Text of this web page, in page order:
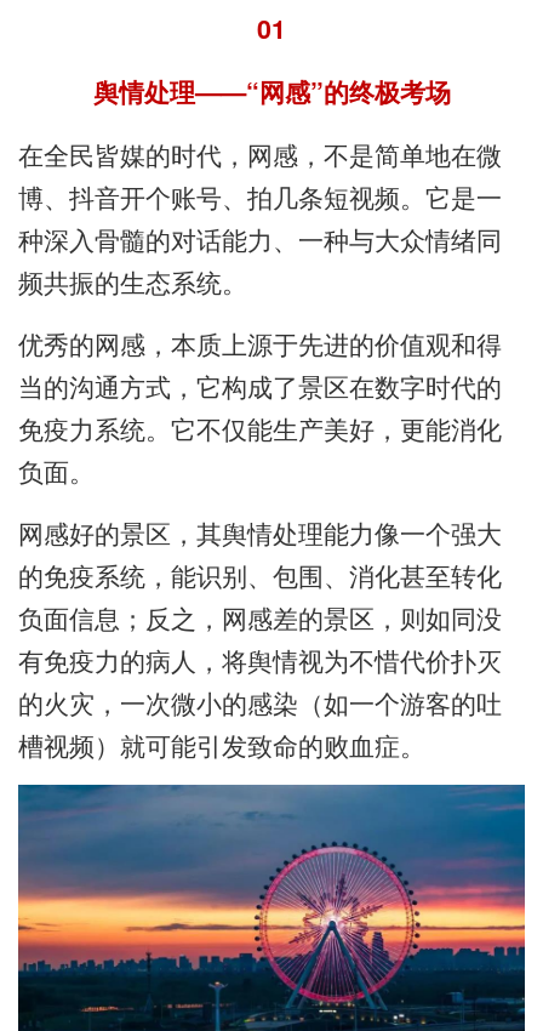
01
舆情处理——“网感”的终极考场
在全民皆媒的时代，网感，不是简单地在微
博、抖音开个账号、拍几条短视频。它是一
种深入骨髓的对话能力、一种与大众情绪同
频共振的生态系统。
优秀的网感，本质上源于先进的价值观和得
当的沟通方式，它构成了景区在数字时代的
免疫力系统。它不仅能生产美好，更能消化
负面。
网感好的景区，其舆情处理能力像一个强大
的免疫系统，能识别、包围、消化甚至转化
负面信息；反之，网感差的景区，则如同没
有免疫力的病人，将舆情视为不惜代价扑灭
的火灾，一次微小的感染（如一个游客的吐
槽视频）就可能引发致命的败血症。